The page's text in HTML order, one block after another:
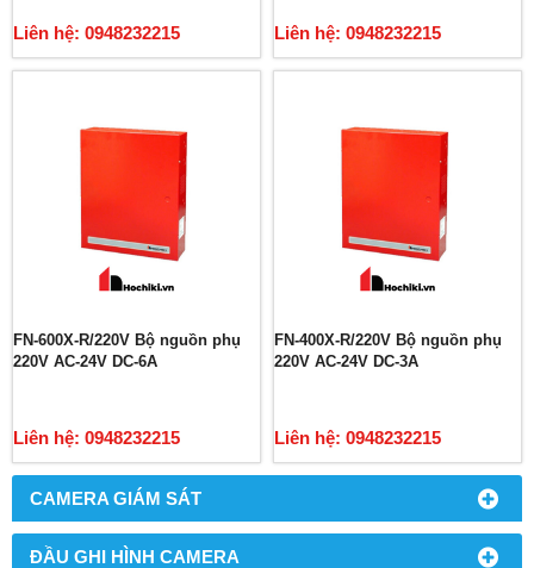
CAMERA GIÁM SÁT
ĐẦU GHI HÌNH CAMERA
Liên hệ: 0948232215 Liên hệ: 0948232215
FN-600X-R/220V Bộ nguồn phụ
220V AC-24V DC-6A
Liên hệ: 0948232215
FN-400X-R/220V Bộ nguồn phụ
220V AC-24V DC-3A
Liên hệ: 0948232215